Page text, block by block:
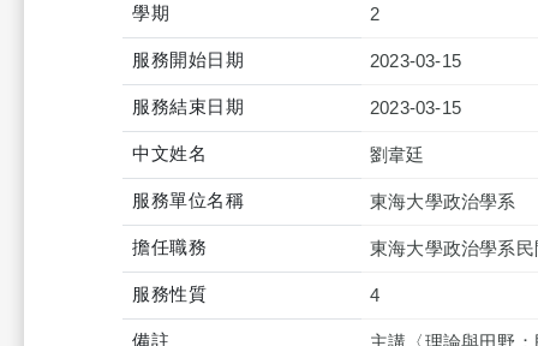
學期 2
服務開始日期 2023-03-15
服務結束日期 2023-03-15
中文姓名 劉韋廷
服務單位名稱 東海大學政治學系
擔任職務 東海大學政治學系
服務性質 4
備註 主講〈理論與田野